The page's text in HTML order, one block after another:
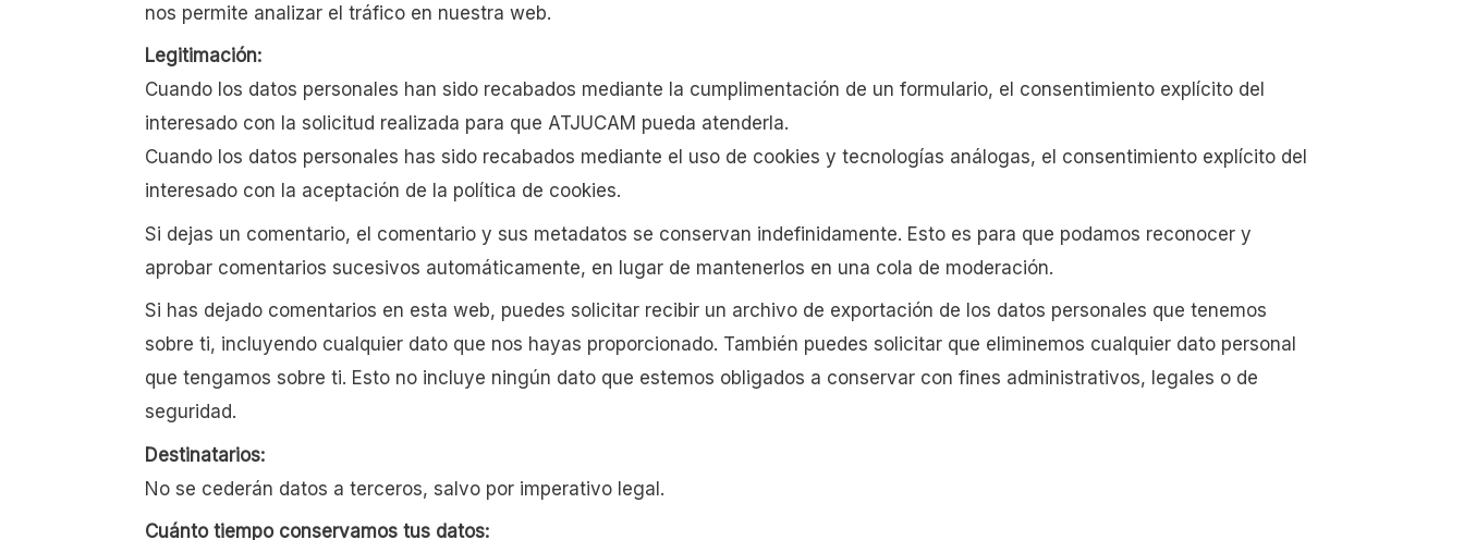
nos permite analizar el tráfico en nuestra web.
Legitimación:
Cuando los datos personales han sido recabados mediante la cumplimentación de un formulario, el consentimiento explícito del
interesado con la solicitud realizada para que ATJUCAM pueda atenderla.
Cuando los datos personales has sido recabados mediante el uso de cookies y tecnologías análogas, el consentimiento explícito del
interesado con la aceptación de la política de cookies.
Si dejas un comentario, el comentario y sus metadatos se conservan indefinidamente. Esto es para que podamos reconocer y
aprobar comentarios sucesivos automáticamente, en lugar de mantenerlos en una cola de moderación.
Si has dejado comentarios en esta web, puedes solicitar recibir un archivo de exportación de los datos personales que tenemos
sobre ti, incluyendo cualquier dato que nos hayas proporcionado. También puedes solicitar que eliminemos cualquier dato personal
que tengamos sobre ti. Esto no incluye ningún dato que estemos obligados a conservar con fines administrativos, legales o de
seguridad.
Destinatarios:
No se cederán datos a terceros, salvo por imperativo legal.
Cuánto tiempo conservamos tus datos: